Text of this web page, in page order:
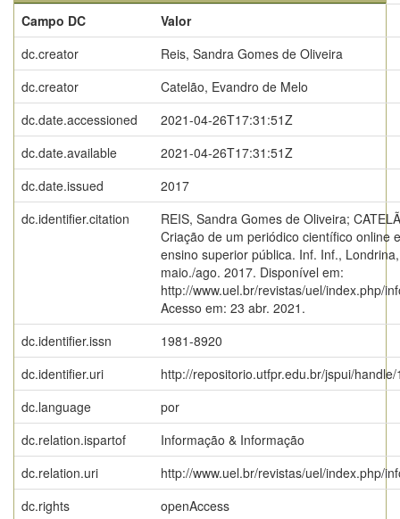
Campo DC
Valor
dc.creator
Reis, Sandra Gomes de Oliveira
dc.creator
Catelão, Evandro de Melo
dc.date.accessioned
2021-04-26T17:31:51Z
dc.date.available
2021-04-26T17:31:51Z
dc.date.issued
2017
dc.identifier.citation
REIS, Sandra Gomes de Oliveira;
Criação de um periódico científico online
ensino superior pública. Inf. Inf.,
maio./ago. 2017. Disponível em:
http://www.uel.br/revistas/uel/index.php/
Acesso em: 23 abr. 2021.
dc.identifier.issn
1981-8920
dc.identifier.uri
http://repositorio.utfpr.edu.br/jspui/
dc.language
por
dc.relation.ispartof
Informação & Informação
dc.relation.uri
http://www.uel.br/revistas/uel/index.php/
dc.rights
openAccess